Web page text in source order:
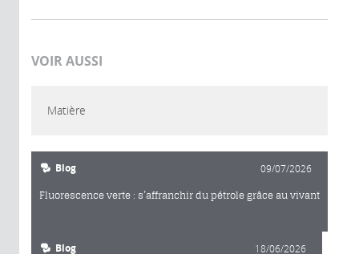
VOIR AUSSI
Matière
Blog 09/07/2026
Fluorescence verte : s’affranchir du pétrole grâce au vivant
Blog 18/06/2026